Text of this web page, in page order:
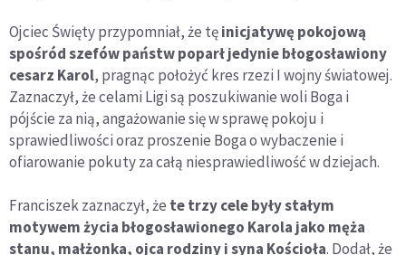
Ojciec Święty przypomniał, że tęinicjatywę pokojową
spośród szefów państw poparł jedynie błogosławiony
cesarz Karol, pragnąc położyć kres rzezi I wojny światowej.
Zaznaczył, że celami Ligi są poszukiwanie woli Boga i
pójście za nią, angażowanie się w sprawę pokoju i
sprawiedliwości oraz proszenie Boga o wybaczenie i
ofiarowanie pokuty za całą niesprawiedliwość w dziejach.
Franciszek zaznaczył, że te trzy cele były stałym
motywem życia błogosławionego Karola jako męża
stanu, małżonka, ojca rodziny i syna Kościoła. Dodał, że